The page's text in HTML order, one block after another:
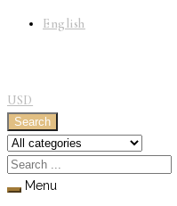
English
USD
Search
Menu